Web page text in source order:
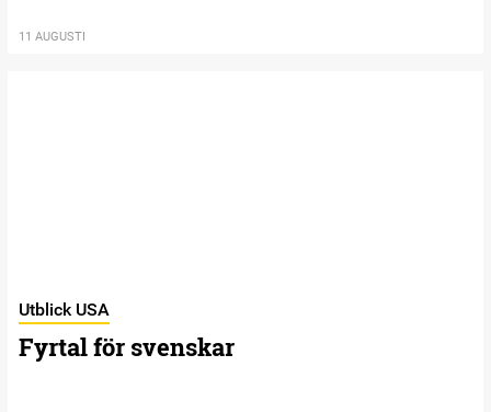
11 AUGUSTI
Utblick USA
Fyrtal för svenskar